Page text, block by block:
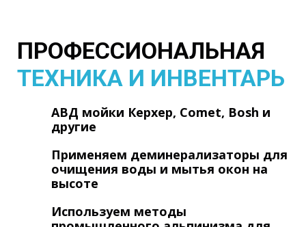
ПРОФЕССИОНАЛЬНАЯ
ТЕХНИКА И ИНВЕНТАРЬ
АВД мойки Керхер, Comet, Bosh и
другие
Применяем деминерализаторы для
очищения воды и мытья окон на
высоте
Используем методы